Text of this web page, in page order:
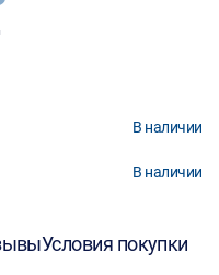
В наличии
В наличии
Условия покупки